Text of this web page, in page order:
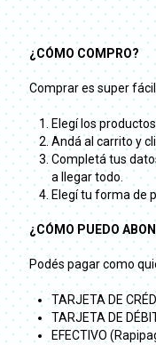
¿CÓMO COMPRO?
Comprar es super fácil.
Elegí los
Andá al carrito y
Completá tus
a llegar todo.
Elegí tu forma de
¿CÓMO PUEDO
Podés pagar como
TARJETA DE
TARJETA DE
EFECTIVO